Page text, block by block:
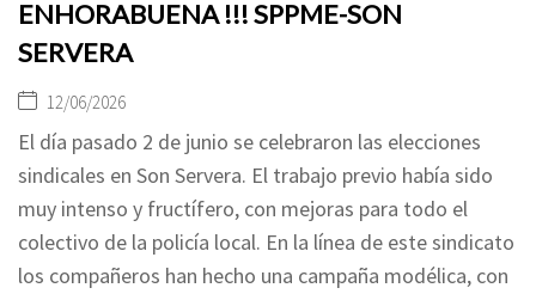
ENHORABUENA !!! SPPME-SON
SERVERA
12/06/2026
El día pasado 2 de junio se celebraron las elecciones
sindicales en Son Servera. El trabajo previo había sido
muy intenso y fructífero, con mejoras para todo el
colectivo de la policía local. En la línea de este sindicato
los compañeros han hecho una campaña modélica, con